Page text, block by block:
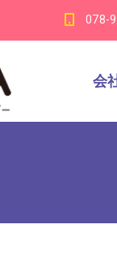
078-
会